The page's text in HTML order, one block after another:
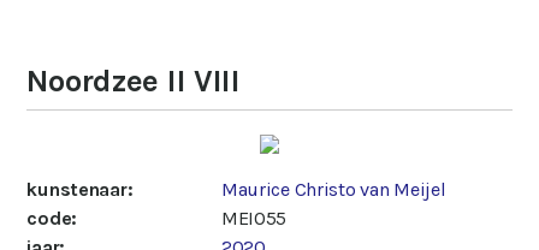
Noordzee II VIII
kunstenaar:
Maurice Christo van Meijel
code:
MEI055